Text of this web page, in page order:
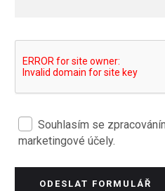
Souhlasím se
marketingové účely.
ODESLAT FORMULÁŘ